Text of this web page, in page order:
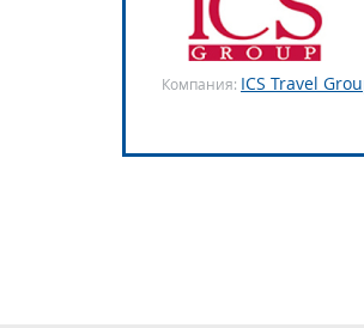
Компания: ICS Travel